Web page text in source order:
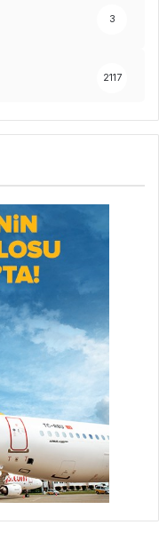
3
2117